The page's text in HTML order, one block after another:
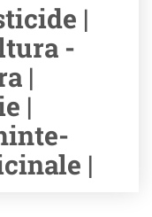
|
-
|
|
|